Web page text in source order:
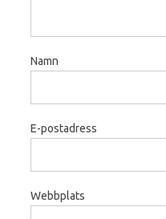
Namn
E-postadress
Webbplats